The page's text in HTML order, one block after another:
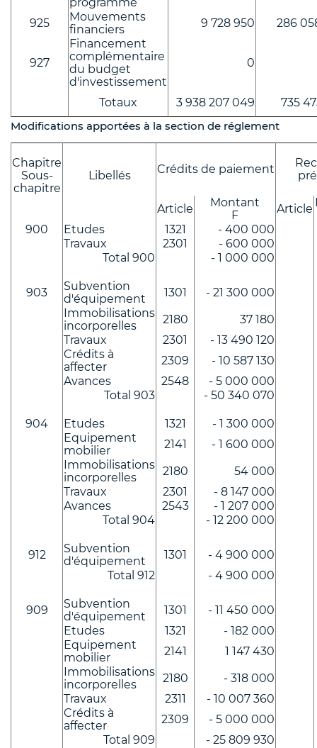
925
Mouvements
financiers
9 728 950 286
927
Financement
complémentaire
du budget
d'investissement
0
Totaux 3 938 207 049
735
Modifications apportées à la section de réglement
Chapitre
Sous-
chapitre
Libellés Crédits de paiement
Article
Montant
F
Article
900
Etudes 1321
- 400 000
Travaux
2301
- 600 000
Total 900
- 1 000 000
903
Subvention
d'équipement
1301
- 21 300 000
Immobilisations
incorporelles
2180
37 180
Travaux
2301
- 13 490 120
Crédits à
affecter
2309
- 10 587 130
Avances
2548
- 5 000 000
Total 903
- 50 340 070
904 Etudes 1321
- 1 300 000
Equipement
mobilier
2141
- 1 600 000
Immobilisations
incorporelles
2180
54 000
Travaux
2301
- 8 147 000
Avances
2543
- 1 207 000
Total 904
- 12 200 000
912
Subvention
d'équipement
1301
- 4 900 000
Total 912
- 4 900 000
909
Subvention
d'équipement
1301
- 11 450 000
Etudes
1321
- 182 000
Equipement
mobilier
2141
1 147 430
Immobilisations
incorporelles
2180
- 318 000
Travaux
2311
- 10 007 360
Crédits à
affecter
2309
- 5 000 000
Total 909
- 25 809 930